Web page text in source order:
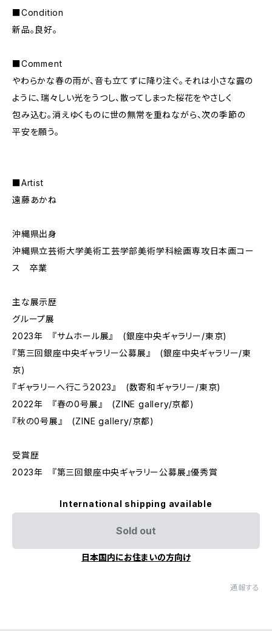
■Condition
新品。良好。
■Comment
やわらかな春の雨が、音も立てずに降り注ぐ。それは小さな露の
ように、瑞々しい光をうつし、散ってしまった桜花をやさしく
包み込む。消えゆくものに世の無常を重ねながら、次の季節の
平安を願う。
■Artist
遠藤あかね
沖縄県出身
沖縄県立芸術大学美術工芸学部美術学科絵画専攻日本画コー
ス 卒業
主な展示歴
グループ展
2023年 『サムホール展』 (銀座中央ギャラリー/東京)
『第三回銀座中央ギャラリー公募展』 (銀座中央ギャラリー/東
京)
『ギャラリーへ行こう2023』 (数寄和ギャラリー/東京)
2022年 『春の0号展』 (ZINE gallery/京都)
『秋の0号展』 (ZINE gallery/京都)
受賞歴
2023年 『第三回銀座中央ギャラリー公募展』優秀賞
International shipping available
Sold out
日本国内にお住まいの方向け
通報する